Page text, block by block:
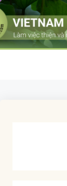
Skip
to
content